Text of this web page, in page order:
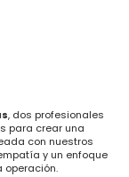
, dos profesionales
para crear una
con nuestros
y un enfoque
operación.